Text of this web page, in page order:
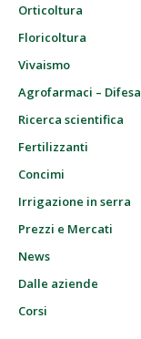
Orticoltura
Floricoltura
Vivaismo
Agrofarmaci – Difesa
Ricerca scientifica
Fertilizzanti
Concimi
Irrigazione in serra
Prezzi e Mercati
News
Dalle aziende
Corsi